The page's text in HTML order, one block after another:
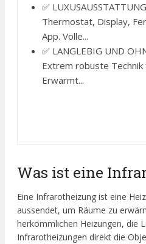
✅
Thermostat, Display,
App. Volle...
✅ LANGLEBIG UND
Extrem robuste
Erwärmt...
Was ist eine
Eine Infrarotheizung ist eine
aussendet, um Räume zu
herkömmlichen Heizungen, die
Infrarotheizungen direkt die